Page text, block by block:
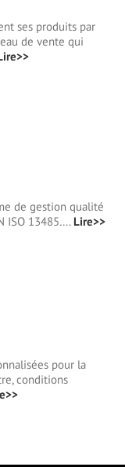
ses produits par
de vente qui
de gestion qualité
ISO 13485…. Lire>>
pour la
conditions